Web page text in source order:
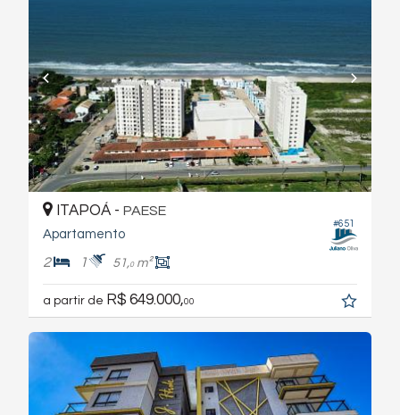
#651
ITAPOÁ - PAESE
Apartamento
2 1 51,0m²
a partir de R$ 649.000,00